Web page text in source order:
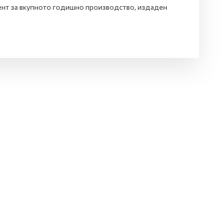
за вкупното годишно производство, издаден